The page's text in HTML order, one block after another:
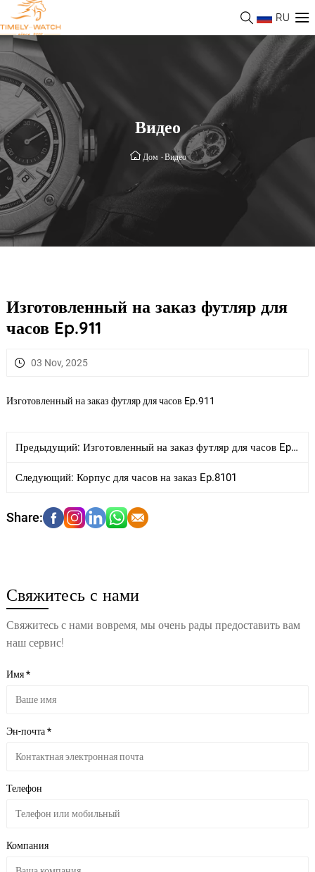
RU
Видео
Дом - Видео
Изготовленный на заказ футляр для
часов Ep.911
03 Nov, 2025
Изготовленный на заказ футляр для часов Ep.911
Предыдущий: Изготовленный на заказ футляр для часов Ep.910
Следующий: Корпус для часов на заказ Ep.8101
Свяжитесь с нами
Свяжитесь с нами вовремя, мы очень рады предоставить вам
наш сервис!
Имя *
Эн-почта *
Телефон
Компания